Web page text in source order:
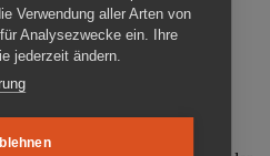
Cottbus ist ein Ort
nah und
DDR gründeten im Oktober
Verwendung aller Arten von
Analysezwecke ein. Ihre
jederzeit ändern.